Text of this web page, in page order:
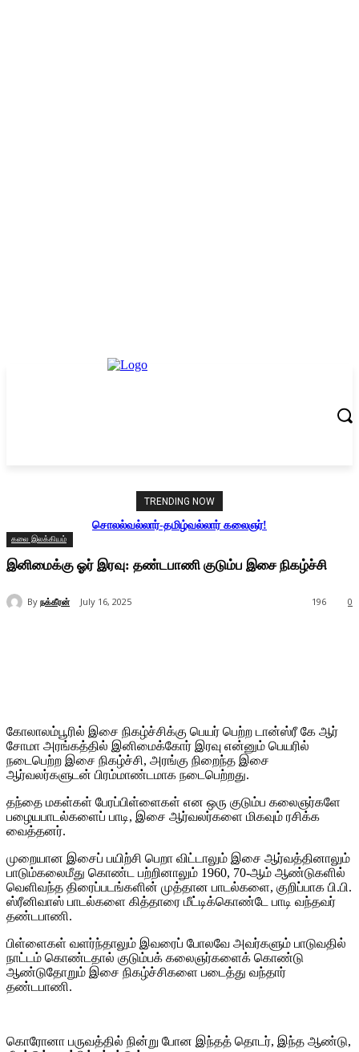
TRENDING NOW
சொலல்வல்லார்-தமிழ்வல்லார் கலைஞர்!
கலை இலக்கியம்
இனிமைக்கு ஓர் இரவு: தண்டபாணி குடும்ப இசை நிகழ்ச்சி
By நக்கீரன் July 16, 2025 0
196
கோலாலம்பூரில் இசை நிகழ்ச்சிக்கு பெயர் பெற்ற டான்ஸ்ரீ கே ஆர்
சோமா அரங்கத்தில் இனிமைக்கோர் இரவு என்னும் பெயரில்
நடைபெற்ற இசை நிகழ்ச்சி, அரங்கு நிறைந்த இசை
ஆர்வலர்களுடன் பிரம்மாண்டமாக நடைபெற்றது.
தந்தை மகள்கள் பேரப்பிள்ளைகள் என ஒரு குடும்ப கலைஞர்களே
பழையபாடல்களைப் பாடி, இசை ஆர்வலர்களை மிகவும் ரசிக்க
வைத்தனர்.
முறையான இசைப் பயிற்சி பெறா விட்டாலும் இசை ஆர்வத்தினாலும்
பாடும்கலைமீது கொண்ட பற்றினாலும் 1960, 70-ஆம் ஆண்டுகளில்
வெளிவந்த திரைப்படங்களின் முத்தான பாடல்களை, குறிப்பாக பி.பி.
ஸ்ரீனிவாஸ் பாடல்களை கித்தாரை மீட்டிக்கொண்டே பாடி வந்தவர்
தண்டபாணி.
பிள்ளைகள் வளர்ந்தாலும் இவரைப் போலவே அவர்களும் பாடுவதில்
நாட்டம் கொண்டதால் குடும்பக் கலைஞர்களைக் கொண்டு
ஆண்டுதோறும் இசை நிகழ்ச்சிகளை படைத்து வந்தார்
தண்டபாணி.
கொரோனா பருவத்தில் நின்று போன இந்தத் தொடர், இந்த ஆண்டு,